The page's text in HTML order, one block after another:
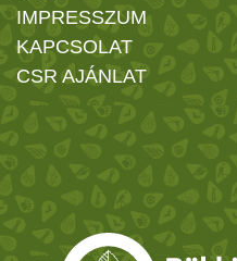
IMPRESSZUM
KAPCSOLAT
CSR AJÁNLAT